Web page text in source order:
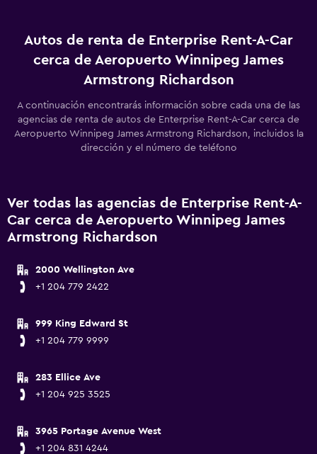
Autos de renta de Enterprise Rent-A-Car
cerca de Aeropuerto Winnipeg James
Armstrong Richardson
A continuación encontrarás información sobre cada una de las
agencias de renta de autos de Enterprise Rent-A-Car cerca de
Aeropuerto Winnipeg James Armstrong Richardson, incluidos la
dirección y el número de teléfono
Ver todas las agencias de Enterprise Rent-A-
Car cerca de Aeropuerto Winnipeg James
Armstrong Richardson
2000 Wellington Ave
+1 204 779 2422
999 King Edward St
+1 204 779 9999
283 Ellice Ave
+1 204 925 3525
3965 Portage Avenue West
+1 204 831 4244